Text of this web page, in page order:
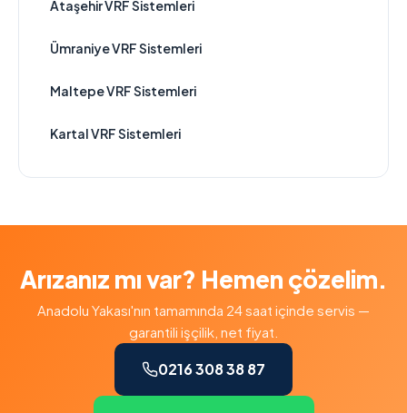
Ataşehir VRF Sistemleri
Ümraniye VRF Sistemleri
Maltepe VRF Sistemleri
Kartal VRF Sistemleri
Arızanız mı var? Hemen çözelim.
Anadolu Yakası'nın tamamında 24 saat içinde servis —
garantili işçilik, net fiyat.
0216 308 38 87